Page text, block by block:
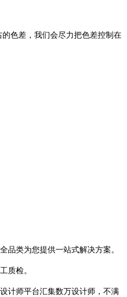
色差，我们会尽力把色差控制在
品类为您提供一站式解决方案。
质检。
计师平台汇集数万设计师，不满